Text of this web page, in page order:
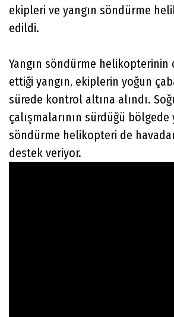
ekipleri ve yangın söndürme
edildi.
Yangın söndürme helikopterinin
ettiği yangın, ekiplerin yoğun
sürede kontrol altına alındı.
çalışmalarının sürdüğü bölgede
söndürme helikopteri de
destek veriyor.